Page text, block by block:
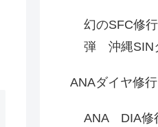
幻のSFC修
弾 沖縄SIN
ANAダイヤ修行
ANA DIA修